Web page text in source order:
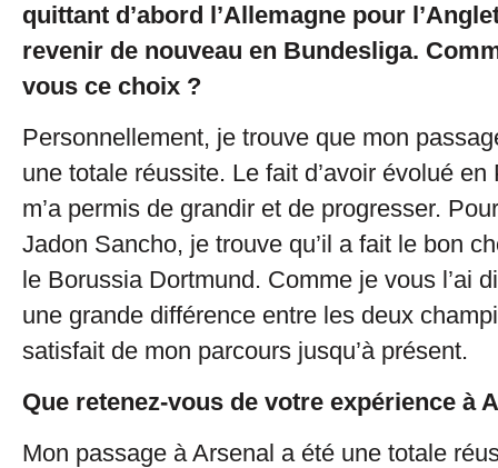
quittant d’abord l’Allemagne pour
revenir de nouveau en Bundesliga.
vous ce choix ?
Personnellement, je trouve que mon
une totale réussite. Le fait d’avoir évolué
m’a permis de grandir et de progresser.
Jadon Sancho, je trouve qu’il a fait le bon
le Borussia Dortmund. Comme je vous l’ai
une grande différence entre les deux
satisfait de mon parcours jusqu’à présent.
Que retenez-vous de votre expérience à
Mon passage à Arsenal a été une totale